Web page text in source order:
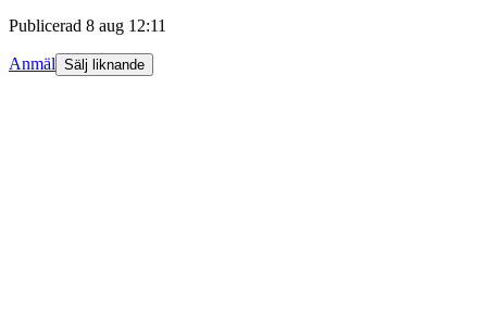
Publicerad 8 aug 12:11
Anmäl Sälj liknande